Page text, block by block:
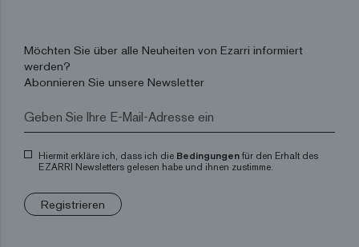
Möchten Sie über alle Neuheiten von Ezarri informiert
werden?
Abonnieren Sie unsere Newsletter
Hiermit erkläre ich, dass ich die Bedingungen für den Erhalt des
EZARRI Newsletters gelesen habe und ihnen zustimme.
Registrieren